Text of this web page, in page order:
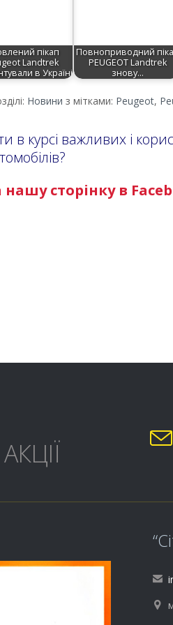
пікап
Landtrek
в Україні
Повноприводний
PEUGEOT Landtrek
знову…
Новини з мітками: Peugeot,
в курсі важливих і
сторінку в


